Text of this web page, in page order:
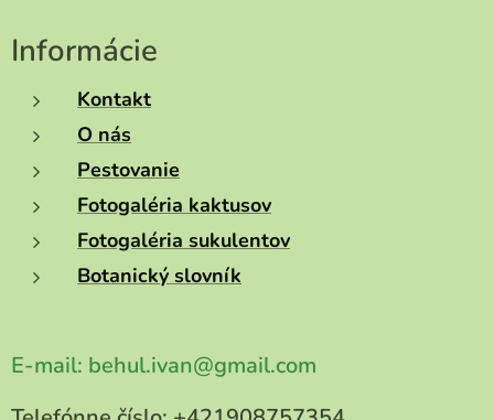
Informácie
Kontakt
O nás
Pestovanie
Fotogaléria kaktusov
Fotogaléria sukulentov
Botanický slovník
E-mail: behul.ivan@gmail.com